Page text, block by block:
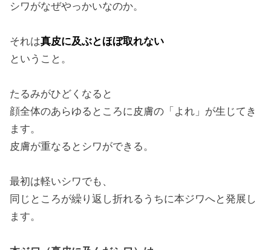
シワがなぜやっかいなのか。
それは真皮に及ぶとほぼ取れない
ということ。
たるみがひどくなると
顔全体のあらゆるところに皮膚の「よれ」が生じてき
ます。
皮膚が重なるとシワができる。
最初は軽いシワでも、
同じところが繰り返し折れるうちに本ジワへと発展し
ます。